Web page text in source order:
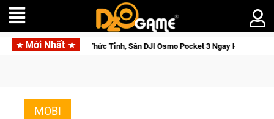
Mới Nhất
Cửu Giới Thức Tỉnh, Săn DJI Osmo Pocket 3 Ngay Hôm Nay
MOBI